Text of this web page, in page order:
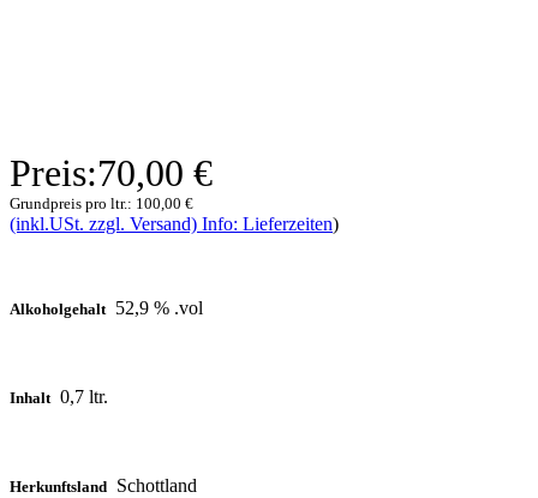
Preis:70,00 €
Grundpreis pro ltr.: 100,00 €
(inkl.USt. zzgl. Versand) Info: Lieferzeiten)
Alkoholgehalt 52,9 % .vol
Inhalt 0,7 ltr.
Herkunftsland Schottland